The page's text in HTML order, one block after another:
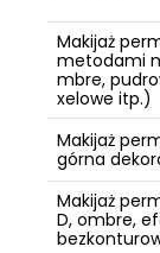
Makijaż
metodami
mbre,
xelowe itp.)
Makijaż
górna
Makijaż
D, ombre,